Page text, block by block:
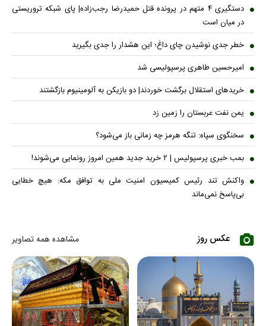
دستگیری ۴ متهم در پرونده قتل حمیدرضا رجب‌زاده| پای شبکه تروریستی
در میان است
خطر جدی نوشیدن چای داغ؛ این هشدار را جدی بگیرید
امیرحسین طاهری پرسپولیسی شد
خریدهای استقلال برگشت خوردند| دو بازیکن به آلومینیوم بازگشتند
یمن نفت عربستان را زمین زد
سخنگوی سپاه: تنگه هرمز چه زمانی باز می‌شود؟
بمب خبری پرسپولیس | ۲ خرید جدید همین امروز رونمایی می‌شوند!
واکنش تند رئیس کمیسیون امنیت ملی به توافق مکه: هیچ خطایی
بی‌پاسخ نمی‌ماند
عکس روز مشاهده همه تصاویر